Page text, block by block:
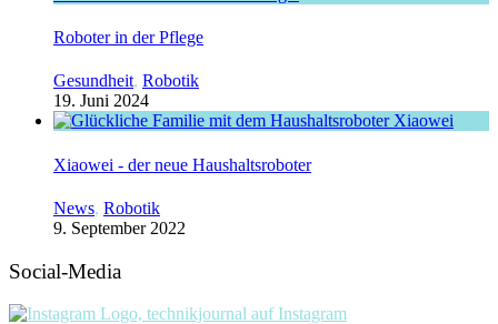
Roboter in der Pflege
Gesundheit, Robotik
19. Juni 2024
Xiaowei - der neue Haushaltsroboter
News, Robotik
9. September 2022
Social-Media